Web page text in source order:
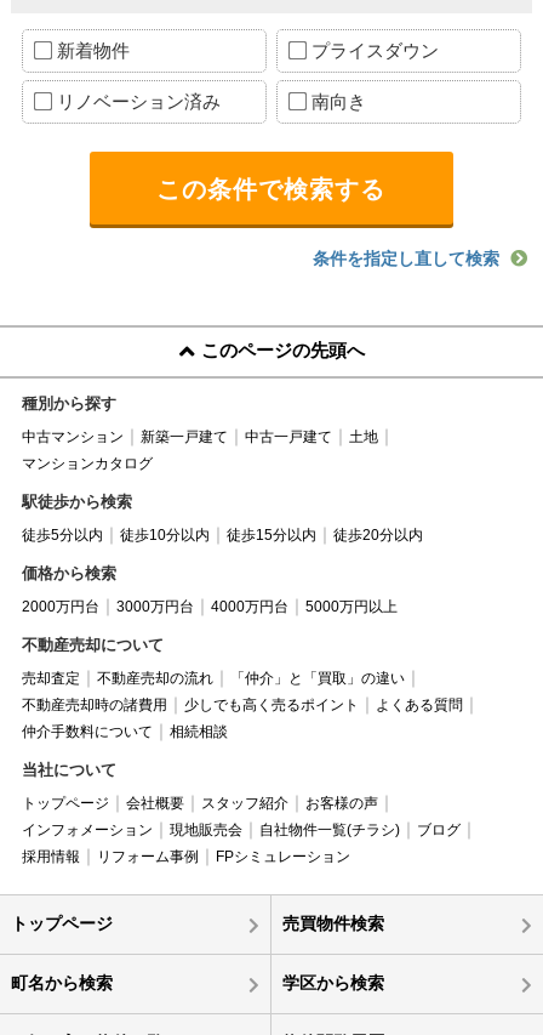
新着物件 プライスダウン
リノベーション済み 南向き
条件を指定し直して検索
このページの先頭へ
種別から探す
中古マンション 新築一戸建て 中古一戸建て
土地
マンションカタログ
駅徒歩から検索
徒歩5分以内 徒歩10分以内 徒歩15分以内 徒歩20分以内
価格から検索
2000万円台 3000万円台 4000万円台 5000万円以上
不動産売却について
売却査定 不動産売却の流れ
「仲介」と「買取」の違い
不動産売却時の諸費用
少しでも高く売るポイント
よくある質問
仲介手数料について
相続相談
当社について
トップページ 会社概要 スタッフ紹介
お客様の声
インフォメーション
現地販売会 自社物件一覧(チラシ)
ブログ
採用情報
リフォーム事例 FPシミュレーション
トップページ 売買物件検索
町名から検索 学区から検索